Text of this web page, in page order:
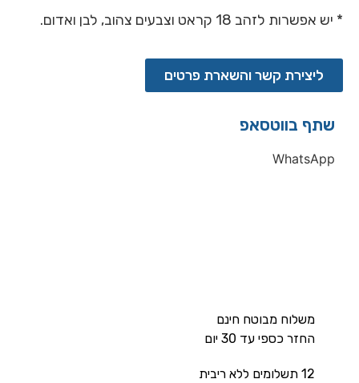
* יש אפשרות לזהב 18 קראט וצבעים צהוב, לבן ואדום.
ליצירת קשר והשארת פרטים
שתף בווטסאפ
WhatsApp
משלוח מבוטח חינם
החזר כספי עד 30 יום
12 תשלומים ללא ריבית